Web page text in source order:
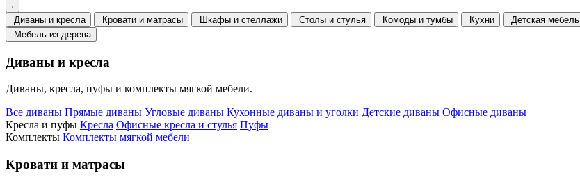
Диваны и кресла Кровати и матрасы Шкафы и стеллажи Столы и стулья Комоды и тумбы Кухни Детская мебель
Мебель из дерева
Диваны и кресла
Диваны, кресла, пуфы и комплекты мягкой мебели.
Все диваны Прямые диваны Угловые диваны Кухонные диваны и уголки Детские диваны Офисные диваны
Кресла и пуфы Кресла Офисные кресла и стулья Пуфы
Комплекты Комплекты мягкой мебели
Кровати и матрасы